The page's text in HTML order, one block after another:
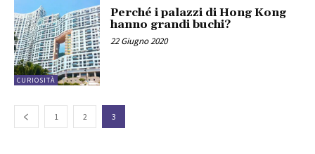
CURIOSITÀ
Perché i palazzi di Hong Kong
hanno grandi buchi?
22 Giugno 2020
1 2 3